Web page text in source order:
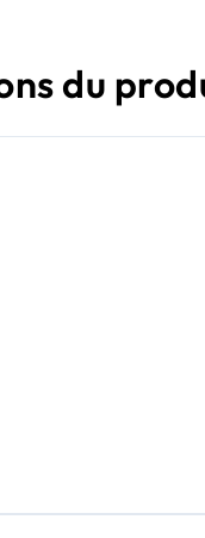
du